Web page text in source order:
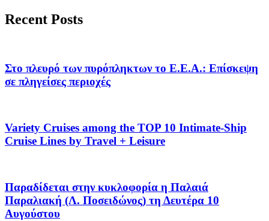
Recent Posts
Στο πλευρό των πυρόπληκτων το Ε.Ε.Α.: Επίσκεψη
σε πληγείσες περιοχές
Variety Cruises among the TOP 10 Intimate-Ship
Cruise Lines by Travel + Leisure
Παραδίδεται στην κυκλοφορία η Παλαιά
Παραλιακή (Λ. Ποσειδώνος) τη Δευτέρα 10
Αυγούστου